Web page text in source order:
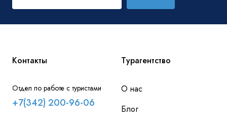
Контакты
Отдел по работе с туристами
+7(342) 200-96-06
Турагентство
О нас
Блог